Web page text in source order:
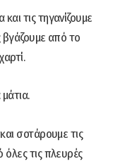
τις τηγανίζουμε
βγάζουμε από το
σοτάρουμε τις
τις πλευρές